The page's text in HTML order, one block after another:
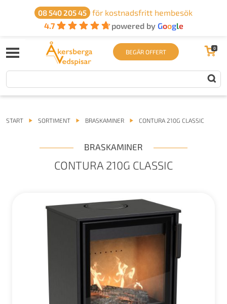
08 540 205 45
för kostnadsfritt hembesök
4.7
powered by Google
BEGÄR OFFERT 0
START SORTIMENT BRASKAMINER CONTURA 210G CLASSIC
BRASKAMINER
CONTURA 210G CLASSIC